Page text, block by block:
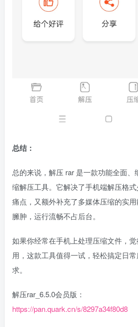
总结：
总的来说，解压 rar 是一款功能全面、
缩解压工具。它解决了手机端解压格
痛点，又额外补充了多媒体压缩的实
臃肿，运行流畅不占后台。
如果你经常在手机上处理压缩文件，
用，这款工具值得一试，轻松搞定日
求。
解压rar_6.5.0会员版：
https://pan.quark.cn/s/8297a34f80d8